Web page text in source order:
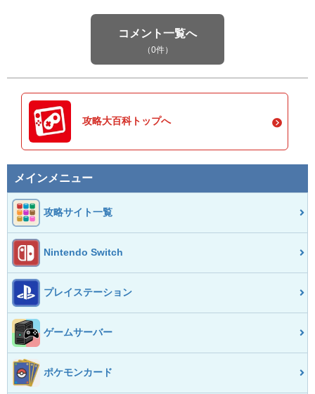
コメント一覧へ
（0件）
攻略大百科トップへ
メインメニュー
攻略サイト一覧
Nintendo Switch
プレイステーション
ゲームサーバー
ポケモンカード